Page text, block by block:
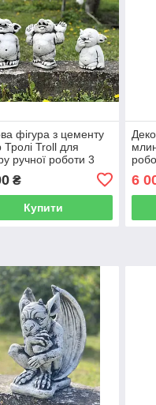
фігура з цементу
Тролі Troll для
ручної роботи 3
₴
Купити
6